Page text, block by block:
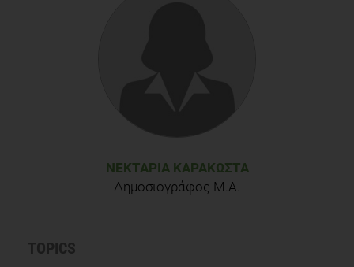
ΝΕΚΤΑΡΊΑ ΚΑΡΑΚΏΣΤΑ
Δημοσιογράφος M.A.
TOPICS